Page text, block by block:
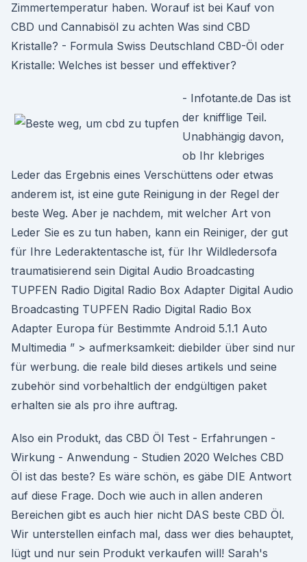
Zimmertemperatur haben. Worauf ist bei Kauf von
CBD und Cannabisöl zu achten Was sind CBD
Kristalle? - Formula Swiss Deutschland CBD-Öl oder
Kristalle: Welches ist besser und effektiver?
- Infotante.de Das ist
der knifflige Teil.
Unabhängig davon,
ob Ihr klebriges
Leder das Ergebnis eines Verschüttens oder etwas
anderem ist, ist eine gute Reinigung in der Regel der
beste Weg. Aber je nachdem, mit welcher Art von
Leder Sie es zu tun haben, kann ein Reiniger, der gut
für Ihre Lederaktentasche ist, für Ihr Wildledersofa
traumatisierend sein Digital Audio Broadcasting
TUPFEN Radio Digital Radio Box Adapter Digital Audio
Broadcasting TUPFEN Radio Digital Radio Box
Adapter Europa für Bestimmte Android 5.1.1 Auto
Multimedia ” > aufmerksamkeit: diebilder über sind nur
für werbung. die reale bild dieses artikels und seine
zubehör sind vorbehaltlich der endgültigen paket
erhalten sie als pro ihre auftrag.
Also ein Produkt, das CBD Öl Test - Erfahrungen -
Wirkung - Anwendung - Studien 2020 Welches CBD
Öl ist das beste? Es wäre schön, es gäbe DIE Antwort
auf diese Frage. Doch wie auch in allen anderen
Bereichen gibt es auch hier nicht DAS beste CBD Öl.
Wir unterstellen einfach mal, dass wer dies behauptet,
lügt und nur sein Produkt verkaufen will! Sarah's